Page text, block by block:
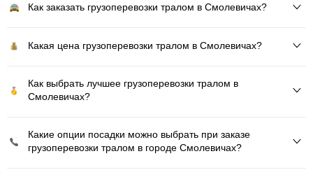
Как заказать грузоперевозки тралом в Смолевичах?
Какая цена грузоперевозки тралом в Смолевичах?
Как выбрать лучшее грузоперевозки тралом в
Смолевичах?
Какие опции посадки можно выбрать при заказе
грузоперевозки тралом в городе Смолевичах?